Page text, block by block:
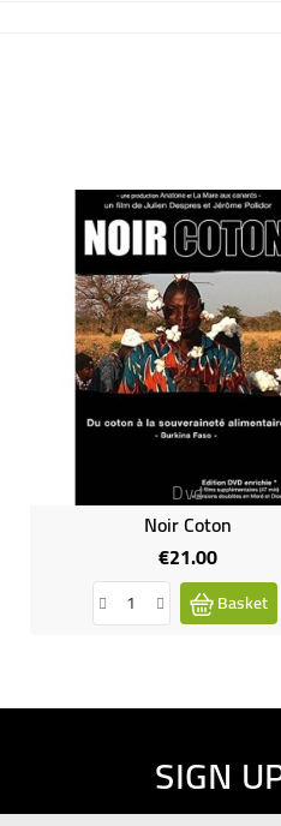
Dvd
Noir Coton
€21.00Price
Basket
SIGN